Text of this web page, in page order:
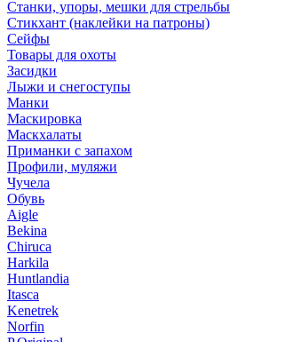
Станки, упоры, мешки для стрельбы
Стикхант (наклейки на патроны)
Сейфы
Товары для охоты
Засидки
Лыжи и снегоступы
Манки
Маскировка
Маскхалаты
Приманки с запахом
Профили, муляжи
Чучела
Обувь
Aigle
Bekina
Chiruсa
Harkila
Huntlandia
Itasca
Kenetrek
Norfin